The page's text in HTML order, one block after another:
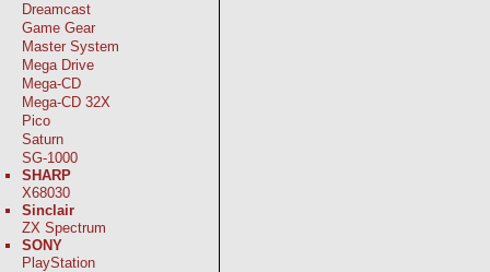
Dreamcast
Game Gear
Master System
Mega Drive
Mega-CD
Mega-CD 32X
Pico
Saturn
SG-1000
SHARP
X68030
Sinclair
ZX Spectrum
SONY
PlayStation